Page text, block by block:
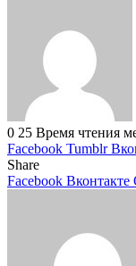
0 25 Время чтения
Facebook Tumblr
Share
Facebook Вконтакте